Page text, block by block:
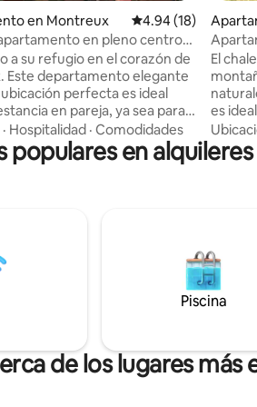
en Montreux Calificación
4.94 (18)
en pleno centro
a su refugio en el corazón de
Este departamento elegante
perfecta es ideal
en pareja, ya sea para
ciudad, relajarse o disfrutar de
romántico. Ubicación
¡Todo está a 2 minutos a pie!
¡Así disfrutará de
ultrapractica, sin automóvil!
· Hospitalidad · Comodidades
El
es
(desayuno
para
región
populares en
Piscina
de los lugares más